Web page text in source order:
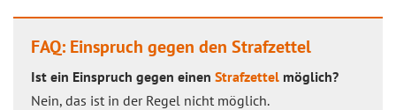
FAQ: Einspruch gegen den Strafzettel
Ist ein Einspruch gegen einen Strafzettel möglich?
Nein, das ist in der Regel nicht möglich.